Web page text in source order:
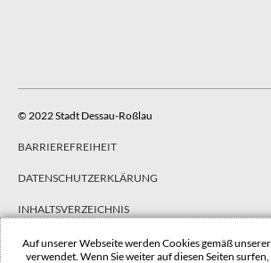
Auf unserer Webseite werden Cookies gemäß unserer
verwendet. Wenn Sie weiter auf diesen Seiten
© 2022 Stadt Dessau-Roßlau
BARRIEREFREIHEIT
DATENSCHUTZERKLÄRUNG
INHALTSVERZEICHNIS
IMPRESSUM